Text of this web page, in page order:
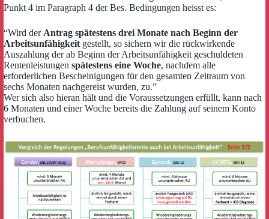
Punkt 4 im Paragraph 4 der Bes. Bedingungen heisst es:
“Wird der Antrag spätestens drei Monate nach Beginn der
Arbeitsunfähigkeit gestellt, so sichern wir die rückwirkende
Auszahlung der ab Beginn der Arbeitsunfähigkeit geschuldeten
Rentenleistungen spätestens eine Woche, nachdem alle
erforderlichen Bescheinigungen für den gesamten Zeitraum von
sechs Monaten nachgereist wurden, zu.”
Wer sich also hieran hält und die Voraussetzungen erfüllt, kann nach
6 Monaten und einer Woche bereits die Zahlung auf seinem Konto
verbuchen.